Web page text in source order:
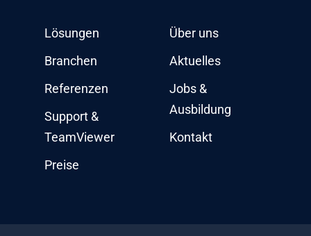
Lösungen
Branchen
Referenzen
Support &
TeamViewer
Preise
Über uns
Aktuelles
Jobs &
Ausbildung
Kontakt